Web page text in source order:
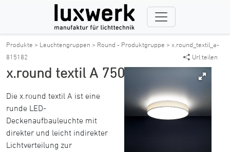
Produkte > Leuchtengruppen > Round - Produktgruppe > x.round_textil_a-
815182
Url teilen
x.round textil A 750
Die x.round textil A ist eine
runde LED-
Deckenaufbauleuchte mit
direkter und leicht indirekter
Lichtverteilung zur